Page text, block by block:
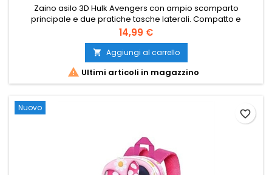
Zaino asilo 3D Hulk Avengers con ampio scomparto
principale e due pratiche tasche laterali. Compatto e
grintoso, misura circa 31 × 25 cm ed è ideale per l’asilo e il
tempo libero.
Prezzo
14,99 €
 Aggiungi al carrello
 Ultimi articoli in magazzino
Nuovo
favorite_border